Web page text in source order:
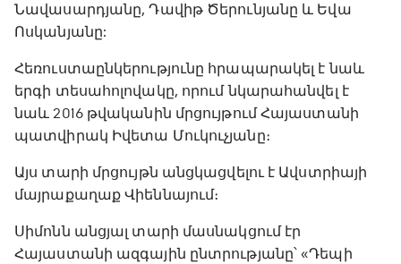
Նավասարդյանը, Դավիթ Ծերունյանը և Եվա
Ոսկանյանը:
Հեռուստաընկերությունը հրապարակել է նաև
երգի տեսահոլովակը, որում նկարահանվել է
նաև 2016 թվականին մրցույթում Հայաստանի
պատվիրակ Իվետա Մուկուչյանը։
Այս տարի մրցույթն անցկացվելու է Ավստրիայի
մայրաքաղաք Վիեննայում։
Սիմոնն անցյալ տարի մասնակցում էր
Հայաստանի ազգային ընտրությանը՝ «Դեպի